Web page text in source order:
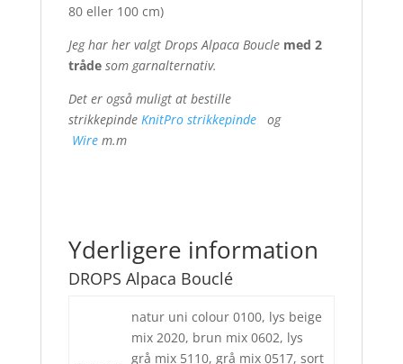
80 eller 100 cm)
Jeg har her valgt Drops Alpaca Boucle med 2
tråde som garnalternativ.
Det er også muligt at bestille
strikkepinde KnitPro strikkepindeog
Wire m.m
Yderligere information
DROPS Alpaca Bouclé
natur uni colour 0100, lys beige
mix 2020, brun mix 0602, lys
grå mix 5110, grå mix 0517, sort